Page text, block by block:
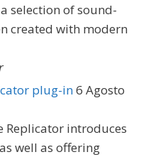
selection of sound-
created with modern
plug-in6 Agosto
Replicator introduces
well as offering